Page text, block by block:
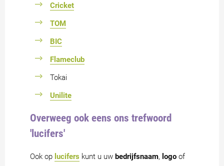
Cricket
TOM
BIC
Flameclub
Tokai
Unilite
Overweeg ook eens ons trefwoord
'lucifers'
Ook op lucifers kunt u uw bedrijfsnaam, logo of